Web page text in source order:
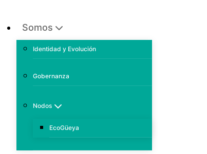
Somos
Identidad y Evolución
Gobernanza
Nodos
EcoGüeya